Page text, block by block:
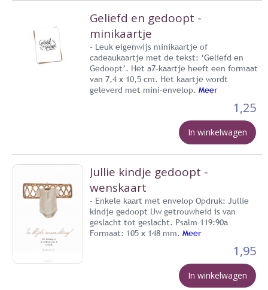
Geliefd en gedoopt -
minikaartje
- Leuk eigenwijs minikaartje of
cadeaukaartje met de tekst: ‘Geliefd en
Gedoopt’. Het a7-kaartje heeft een formaat
van 7,4 x 10,5 cm. Het kaartje wordt
geleverd met mini-envelop. Meer
1,25
In winkelwagen
Jullie kindje gedoopt -
wenskaart
- Enkele kaart met envelop Opdruk: Jullie
kindje gedoopt Uw getrouwheid is van
geslacht tot geslacht. Psalm 119:90a
Formaat: 105 x 148 mm. Meer
1,95
In winkelwagen